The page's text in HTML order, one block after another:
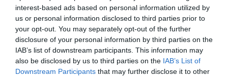
interest-based ads based on personal information utilized by
us or personal information disclosed to third parties prior to
your opt-out. You may separately opt-out of the further
disclosure of your personal information by third parties on the
IAB’s list of downstream participants. This information may
also be disclosed by us to third parties on the IAB’s List of
Downstream Participants that may further disclose it to other
iniciado su actividad desde el1 de enero de 2025
como proyectos que aún estén enfase de idea.
Los proyectos serán evaluados por un jurado
atendiendo a cuatro criterios:viabilidad técnica,